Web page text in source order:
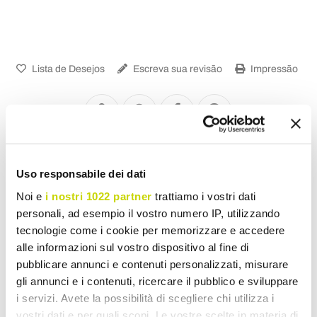
Uso responsabile dei dati
Noi e i nostri 1022 partner trattiamo i vostri dati
personali, ad esempio il vostro numero IP, utilizzando
tecnologie come i cookie per memorizzare e accedere
alle informazioni sul vostro dispositivo al fine di
pubblicare annunci e contenuti personalizzati, misurare
gli annunci e i contenuti, ricercare il pubblico e sviluppare
i servizi. Avete la possibilità di scegliere chi utilizza i
Lista de Desejos Escreva sua revisão Impressão
Cristal Italiano